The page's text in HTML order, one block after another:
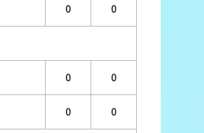
0 0
0 0
0 0